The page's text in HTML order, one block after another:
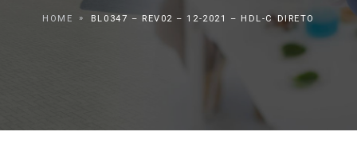
HOME BL0347 – REV02 – 12-2021 – HDL-C DIRETO